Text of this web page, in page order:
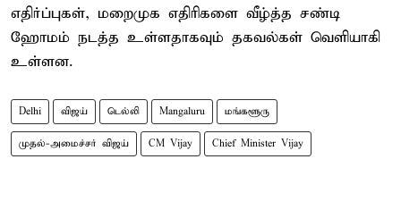
எதிர்ப்புகள், மறைமுக எதிரிகளை வீழ்த்த சண்டி
ஹோமம் நடத்த உள்ளதாகவும் தகவல்கள் வெளியாகி
உள்ளன.
Delhi விஜய் டெல்லி Mangaluru மங்களூரு
முதல்-அமைச்சர் விஜய் CM Vijay Chief Minister Vijay